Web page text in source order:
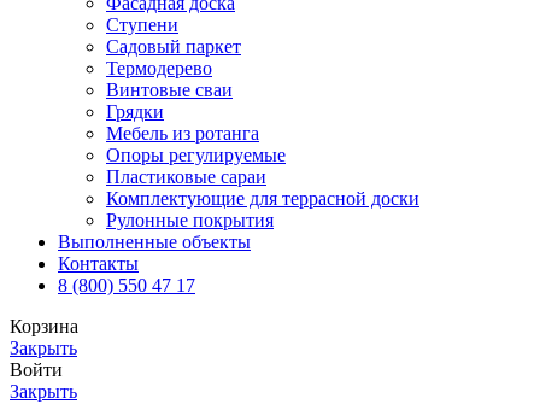
Ступени
Садовый паркет
Термодерево
Винтовые сваи
Грядки
Мебель из ротанга
Опоры регулируемые
Пластиковые сараи
Комплектующие для террасной доски
Рулонные покрытия
Выполненные объекты
Контакты
8 (800) 550 47 17
Корзина
Закрыть
Войти
Закрыть